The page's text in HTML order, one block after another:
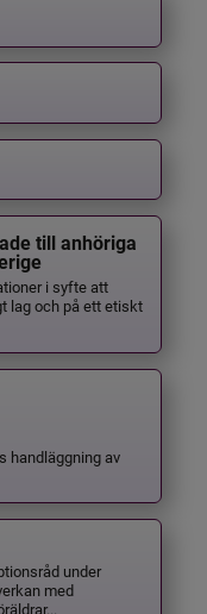
till anhöriga
i syfte att
lag och på ett etiskt
handläggning av
under
med